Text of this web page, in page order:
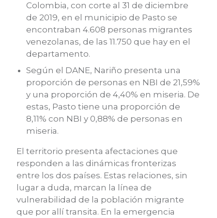
Colombia, con corte al 31 de diciembre
de 2019, en el municipio de Pasto se
encontraban 4.608 personas migrantes
venezolanas, de las 11.750 que hay en el
departamento.
Según el DANE, Nariño presenta una
proporción de personas en NBI de 21,59%
y una proporción de 4,40% en miseria. De
estas, Pasto tiene una proporción de
8,11% con NBI y 0,88% de personas en
miseria.
El territorio presenta afectaciones que
responden a las dinámicas fronterizas
entre los dos países. Estas relaciones, sin
lugar a duda, marcan la línea de
vulnerabilidad de la población migrante
que por allí transita. En la emergencia